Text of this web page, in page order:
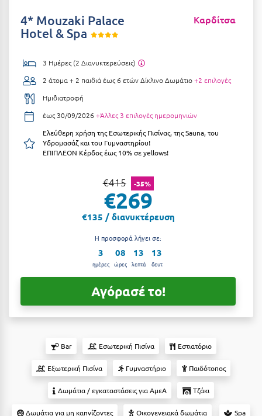
Αργολίδα
Αριδαία
Αρκαδία
Αρκίτσα
Αρτέμιδα
Αρχαία Ολυμπία
Αστυπάλαια
Γαλαξiδι
Γρεβενά
Ξενοδοχεία 3 Αστέρων
Ξενοδοχεία 4 Αστέρων
Ξενοδοχεία 5 Αστέρων
Βίλες
Κρουαζιέρες
Ενοικιαζόμενα Δωμάτια
Διαμερίσματα
Δες όλες τις προσφορές
Δες όλα τα πακέτα διακοπών
4* Mouzaki Palace
Hotel & Spa
Καρδίτσα
3 Ημέρες (2 Διανυκτερεύσεις)
2 άτομα + 2 παιδιά έως 6 ετώνΔίκλινο Δωμάτιο+2 επιλογές
Ημιδιατροφή
έως 30/09/2026 +Άλλες 3 επιλογές ημερομηνιών
Ελεύθερη χρήση της Εσωτερικής Πισίνας, της Sauna, του
Υδρομασάζ και του Γυμναστηρίου!
ΕΠΙΠΛΕΟΝ Κέρδος έως 10% σε yellows!
€415 -35%
€269
€135 / διανυκτέρευση
Η προσφορά λήγει σε:
3
ημέρες
08
ώρες
13
λεπτά
13
δευτ
Αγόρασέ το!
Bar Εσωτερική Πισίνα Εστιατόριο
Εξωτερική Πισίνα Γυμναστήριο Παιδότοπος
Δωμάτια / εγκαταστάσεις για ΑμεΑ Τζάκι
Δωμάτια για μη καπνίζοντες Οικογενειακά δωμάτια Spa